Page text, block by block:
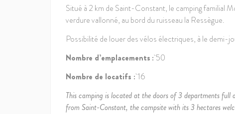
Situé à 2 km de Saint-Constant, le camping familial
verdure vallonné, au bord du ruisseau la Ressègue.
Possibilité de louer des vélos électriques, à le demi-
Nombre d’emplacements :50
Nombre de locatifs :16
This camping is located at the doors of 3 departments
from Saint-Constant, the campsite with its 3 hectares